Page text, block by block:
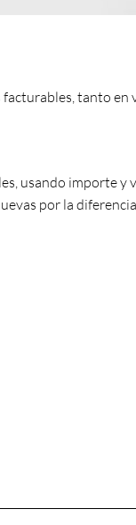
tanto
usando importe y
por la